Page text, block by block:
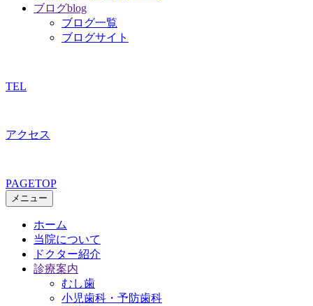
ブログblog
ブログ一覧
ブログサイト
TEL
アクセス
PAGETOP
メニュー
ホーム
当院について
ドクター紹介
診療案内
むし歯
小児歯科・予防歯科